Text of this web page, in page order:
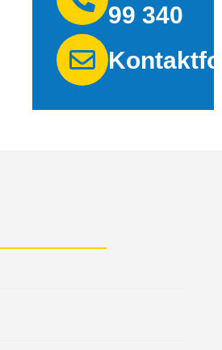
99 340